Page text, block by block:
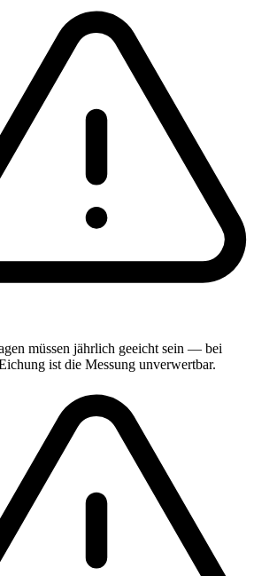
müssen jährlich geeicht sein — bei
ist die Messung unverwertbar.